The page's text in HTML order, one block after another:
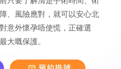
、風險應對，就可以安心北
意外懷孕唔使慌，正確選
大嘅保護。